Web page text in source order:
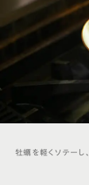
牡蠣を軽くソテー